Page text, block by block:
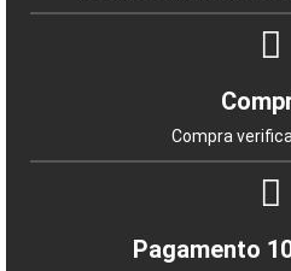
Compra
Pagamento